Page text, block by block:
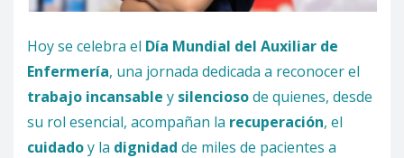
Hoy se celebra el Día Mundial del Auxiliar de
Enfermería, una jornada dedicada a reconocer el
trabajo incansable y silenciosode quienes, desde
su rol esencial, acompañan la recuperación, el
cuidadoy la dignidad de miles de pacientes a